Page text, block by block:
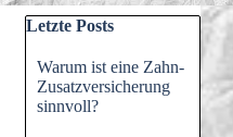
Block überspringen Letzte Posts
Letzte Posts
Warum ist eine Zahn-
Zusatzversicherung
sinnvoll?